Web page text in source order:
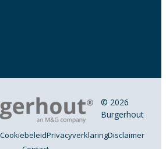
© 2026
Burgerhout
CookiebeleidPrivacyverklaringDisclaimer